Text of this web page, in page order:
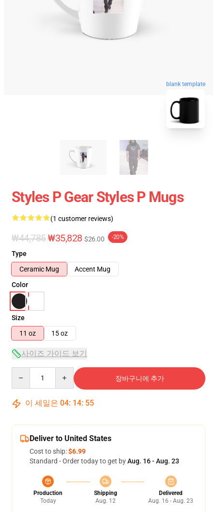
blank template
Styles P Gear Styles P Mugs
(1 customer reviews)
₩44,785₩35,828 $26.00 -20%
Type
Ceramic Mug
Accent Mug
Color
Size
11 oz
15 oz
사이즈 가이드 보기
장바구니에 추가
이 세일은 04: 14: 54
Deliver to United States
Cost to ship:$6.99
Standard - Order today to get byAug. 16 - Aug. 23
Production
Today
Shipping
Aug. 12
Delivered
Aug. 16 - Aug. 23